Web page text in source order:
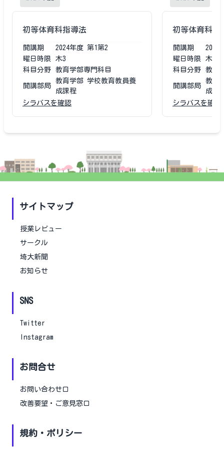
初等体育科指導法
開講期 2024年度 第1第2
曜日時限
木3
科目分野
教育学部専門科目
開講部局
教育学部 学校教育教員養
成課程
シラバスを確認
初等体育科指
開講期 2023
曜日時限
木3
科目分野
教育
開講部局
教育
成課
シラバスを確認
サイトマップ
授業レビュー
サークル
埼大新聞
お知らせ
SNS
Twitter
Instagram
お問合せ
お問い合わせ口
改善要望・ご意見窓口
規約・ポリシー